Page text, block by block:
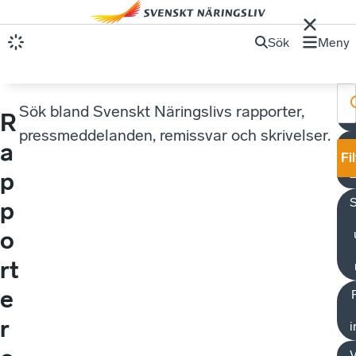
Sök Meny
R
a
p
p
o
rt
e
r
Sök bland Svenskt Näringslivs rapporter,
pressmeddelanden, remissvar och skrivelser.